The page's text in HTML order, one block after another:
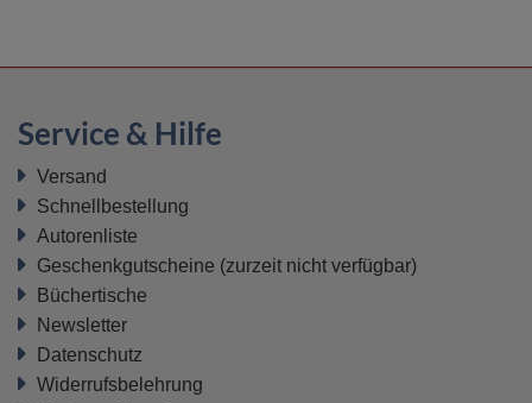
Service & Hilfe
Versand
Schnellbestellung
Autorenliste
Geschenkgutscheine (zurzeit nicht verfügbar)
Büchertische
Newsletter
Datenschutz
Widerrufsbelehrung